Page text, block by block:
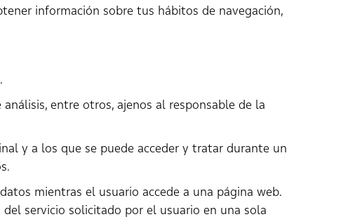
información sobre tus hábitos de navegación,
entre otros, ajenos al responsable de la
y a los que se puede acceder y tratar durante un
mientras el usuario accede a una página web.
servicio solicitado por el usuario en una sola